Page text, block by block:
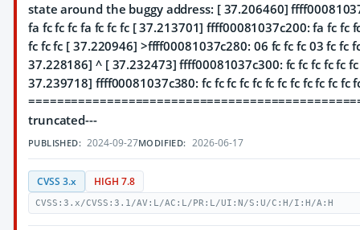
state around the buggy address: [ 37.206460]
fa fc fc fc fa fc fc fc [ 37.213701] ffff00081037c200: fa fc fc
fc fc fc [ 37.220946] >ffff00081037c280: 06 fc fc fc 03 fc fc
37.228186] ^ [ 37.232473] ffff00081037c300: fc fc fc fc fc fc
37.239718] ffff00081037c380: fc fc fc fc fc fc fc fc fc fc fc fc
truncated---
PUBLISHED: 2024-09-27MODIFIED: 2026-06-17
CVSS 3.x HIGH 7.8
CVSS:3.x/CVSS:3.1/AV:L/AC:L/PR:L/UI:N/S:U/C:H/I:H/A:H